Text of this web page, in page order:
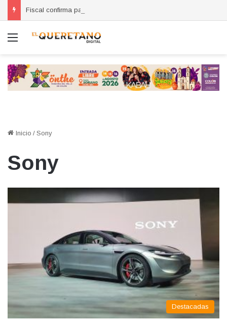
Menú
Inicio / Sony
Sony
Destacadas